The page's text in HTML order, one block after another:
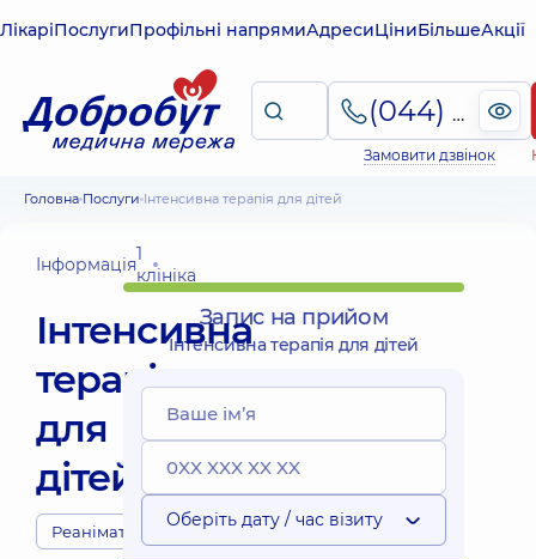
ЛікаріПослугиПрофільні напрямиАдресиЦіниБільшеАкції
(044) 495-2-888
Замовити дзвінок
Головна Послуги Інтенсивна терапія для дітей
Інформація1
клініка
Інтенсивна
терапія
для
дітей
Реаніматологи
Запис на прийом
Інтенсивна терапія для дітей
Оберіть дату / час візиту